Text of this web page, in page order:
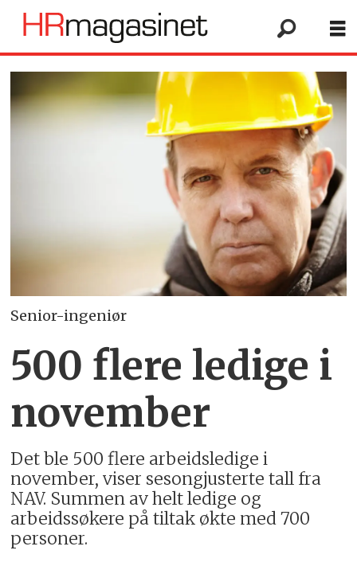
Senior-ingeniør
500 flere ledige i
november
Det ble 500 flere arbeidsledige i
november, viser sesongjusterte tall fra
NAV. Summen av helt ledige og
arbeidssøkere på tiltak økte med 700
personer.